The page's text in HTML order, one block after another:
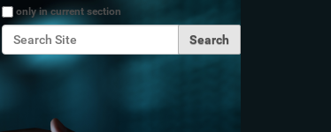
Search Site
only in current section
Advanced Search…